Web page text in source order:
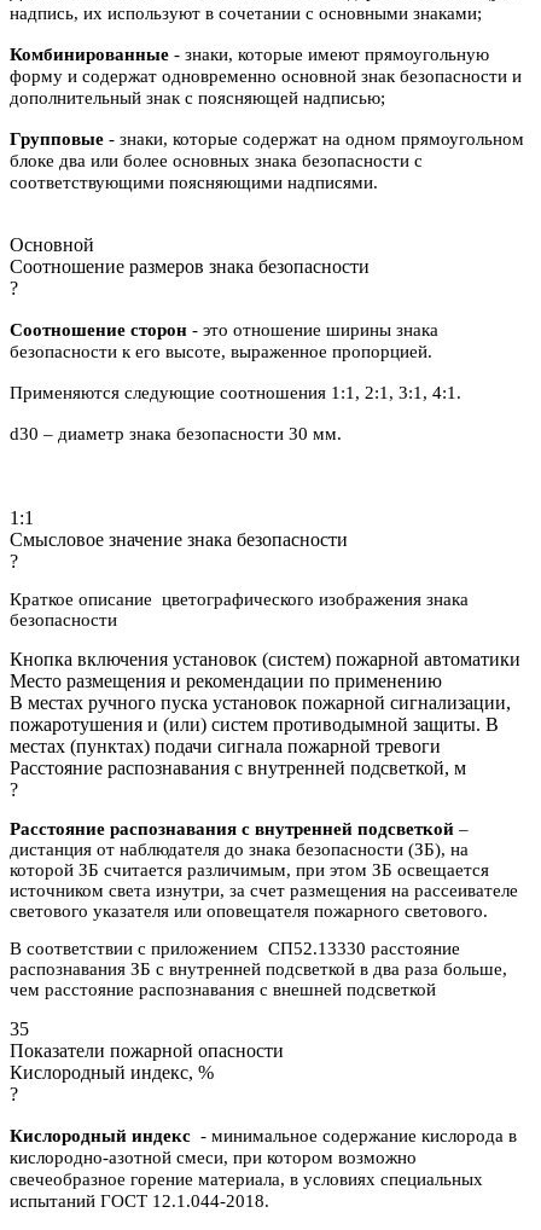
надпись, их используют в сочетании с основными знаками;
Комбинированные - знаки, которые имеют прямоугольную
форму и содержат одновременно основной знак безопасности и
дополнительный знак с поясняющей надписью;
Групповые - знаки, которые содержат на одном прямоугольном
блоке два или более основных знака безопасности с
соответствующими поясняющими надписями.
Основной
Соотношение размеров знака безопасности
?
Соотношение сторон - это отношение ширины знака
безопасности к его высоте, выраженное пропорцией.
Применяются следующие соотношения 1:1, 2:1, 3:1, 4:1.
d30 – диаметр знака безопасности 30 мм.
1:1
Смысловое значение знака безопасности
?
Краткое описание цветографического изображения знака
безопасности
Кнопка включения установок (систем) пожарной автоматики
Место размещения и рекомендации по применению
В местах ручного пуска установок пожарной сигнализации,
пожаротушения и (или) систем противодымной защиты. В
местах (пунктах) подачи сигнала пожарной тревоги
Расстояние распознавания с внутренней подсветкой, м
?
Расстояние распознавания с внутренней подсветкой –
дистанция от наблюдателя до знака безопасности (ЗБ), на
которой ЗБ считается различимым, при этом ЗБ освещается
источником света изнутри, за счет размещения на рассеивателе
светового указателя или оповещателя пожарного светового.
В соответствии с приложением СП52.13330 расстояние
распознавания ЗБ с внутренней подсветкой в два раза больше,
чем расстояние распознавания с внешней подсветкой
35
Показатели пожарной опасности
Кислородный индекс, %
?
Кислородный индекс - минимальное содержание кислорода в
кислородно-азотной смеси, при котором возможно
свечеобразное горение материала, в условиях специальных
испытаний ГОСТ 12.1.044-2018.